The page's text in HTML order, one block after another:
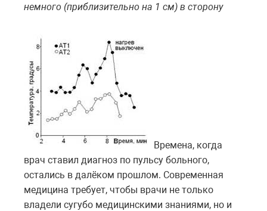
немного (приблизительно на 1 см) в сторону
Времена, когда
врач ставил диагноз по пульсу больного,
остались в далёком прошлом. Современная
медицина требует, чтобы врачи не только
владели сугубо медицинскими знаниями, но и